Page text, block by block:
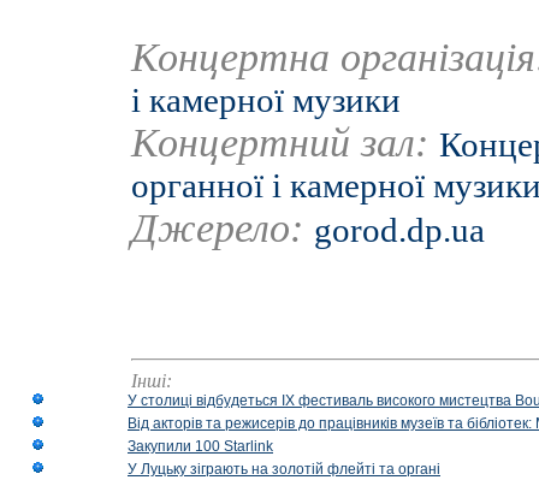
Концертна
і камерної музики
Концертний зал:
органної і камерної
Джерело: gorod.dp.ua
Інші:
У столиці відбудеться IX фестиваль високого мистецтва
Від акторів та режисерів до працівників музеїв та
Закупили 100 Starlink
У Луцьку зіграють на золотій флейті та органі